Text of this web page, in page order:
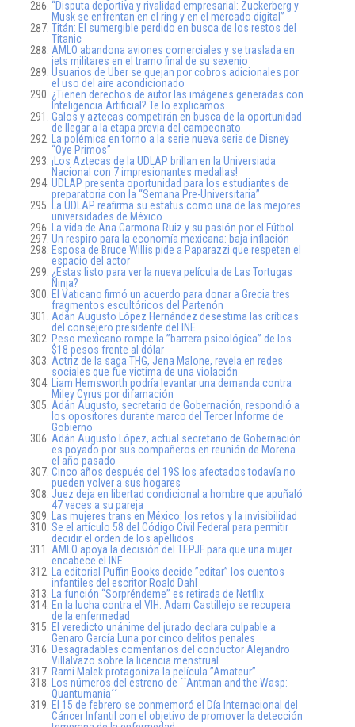
“Disputa deportiva y rivalidad empresarial: Zuckerberg y
Musk se enfrentan en el ring y en el mercado digital”
Titán: El sumergible perdido en busca de los restos del
Titanic
AMLO abandona aviones comerciales y se traslada en
jets militares en el tramo final de su sexenio
Usuarios de Uber se quejan por cobros adicionales por
el uso del aire acondicionado
¿Tienen derechos de autor las imágenes generadas con
Inteligencia Artificial? Te lo explicamos.
Galos y aztecas competirán en busca de la oportunidad
de llegar a la etapa previa del campeonato.
La polémica en torno a la serie nueva serie de Disney
“Oye Primos”
¡Los Aztecas de la UDLAP brillan en la Universiada
Nacional con 7 impresionantes medallas!
UDLAP presenta oportunidad para los estudiantes de
preparatoria con la “Semana Pre-Universitaria”
La UDLAP reafirma su estatus como una de las mejores
universidades de México
La vida de Ana Carmona Ruiz y su pasión por el Fútbol
Un respiro para la economía mexicana: baja inflación
Esposa de Bruce Willis pide a Paparazzi que respeten el
espacio del actor
¿Estas listo para ver la nueva película de Las Tortugas
Ninja?
El Vaticano firmó un acuerdo para donar a Grecia tres
fragmentos escultóricos del Partenón
Adán Augusto López Hernández desestima las críticas
del consejero presidente del INE
Peso mexicano rompe la ”barrera psicológica” de los
$18 pesos frente al dólar
Actriz de la saga THG, Jena Malone, revela en redes
sociales que fue victima de una violación
Liam Hemsworth podría levantar una demanda contra
Miley Cyrus por difamación
Adán Augusto, secretario de Gobernación, respondió a
los opositores durante marco del Tercer Informe de
Gobierno
Adán Augusto López, actual secretario de Gobernación
es poyado por sus compañeros en reunión de Morena
el año pasado
Cinco años después del 19S los afectados todavía no
pueden volver a sus hogares
Juez deja en libertad condicional a hombre que apuñaló
47 veces a su pareja
Las mujeres trans en México: los retos y la invisibilidad
Se el artículo 58 del Código Civil Federal para permitir
decidir el orden de los apellidos
AMLO apoya la decisión del TEPJF para que una mujer
encabece el INE
La editorial Puffin Books decide ”editar” los cuentos
infantiles del escritor Roald Dahl
La función “Sorpréndeme” es retirada de Netflix
En la lucha contra el VIH: Adam Castillejo se recupera
de la enfermedad
El veredicto unánime del jurado declara culpable a
Genaro García Luna por cinco delitos penales
Desagradables comentarios del conductor Alejandro
Villalvazo sobre la licencia menstrual
Rami Malek protagoniza la película ”Amateur”
Los números del estreno de ´´Antman and the Wasp:
Quantumania´´
El 15 de febrero se conmemoró el Día Internacional del
Cáncer Infantil con el objetivo de promover la detección